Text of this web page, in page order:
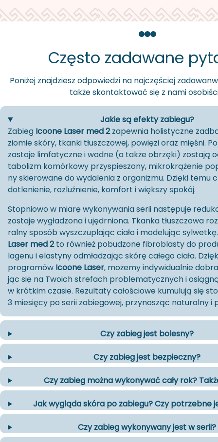
Często zadawane
Po­ni­żej znaj­dziesz od­po­wie­dzi na naj­czę­ściej
także skon­tak­to­wać się z nami
Jakie są efekty zabiegu?
Za­bieg Icoone Laser med 2za­pew­nia ho­li­stycz­ne
zio­mie skóry, tkan­ki tłusz­czo­wej, po­wię­zi oraz mię­śni.
za­sto­je lim­fa­tycz­ne i wodne (a także obrzę­ki) zo­sta­ją
ta­bo­lizm ko­mór­ko­wy przy­spie­szo­ny, mi­kro­krą­że­nie
ny skie­ro­wa­ne do wy­da­le­nia z or­ga­ni­zmu. Dzię­ki temu
Stop­nio­wo w miarę wy­ko­ny­wa­nia serii na­stę­pu­je
zo­sta­je wy­gła­dzo­na i ujędr­nio­na. Tkan­ka tłusz­czo­wa
ral­ny spo­sób wy­szczu­pla­jąc ciało i mo­de­lu­jąc
Laser med 2to również po­bu­dzo­ne fi­bro­bla­sty do
la­ge­nu i ela­sty­ny od­mła­dza­jąc skórę ca­łe­go ciała.
pro­gra­mów Icoone Laser, mo­że­my in­dy­wi­du­al­nie
jąc się na Two­ich stre­fach pro­ble­ma­tycz­nych i
w krót­kim cza­sie. Re­zul­ta­ty ca­ło­ścio­we ku­mu­lu­ją się
Czy zabieg jest bolesny?
Czy zabieg jest bezpieczny?
Czy zabieg można wykonywać cały rok?
Jak wygląda skóra po zabiegu? Czy potrzebne
Czy zabieg wykonywany jest w serii?